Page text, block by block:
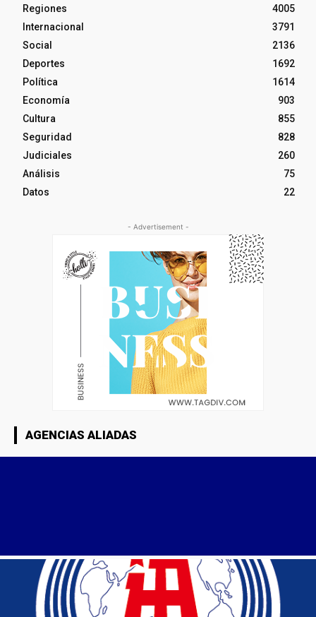
Regiones
4005
Internacional
3791
Social
2136
Deportes
1692
Política
1614
Economía
903
Cultura
855
Seguridad
828
Judiciales
260
Análisis
75
Datos
22
- Advertisement -
AGENCIAS ALIADAS